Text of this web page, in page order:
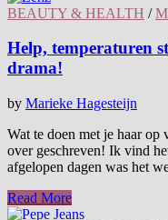
BEAUTY & HEALTH /
Help, temperaturen
drama!
by Marieke Hagesteijn
Wat te doen met je haar op
over geschreven! Ik vind
afgelopen dagen was het
Read More